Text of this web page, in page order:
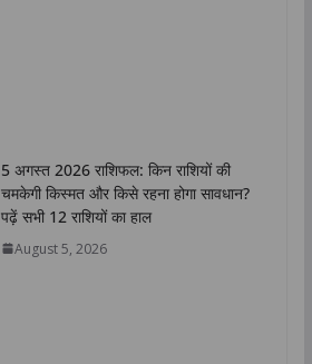
5 अगस्त 2026 राशिफल: किन राशियों की
चमकेगी किस्मत और किसे रहना होगा सावधान?
पढ़ें सभी 12 राशियों का हाल
August 5, 2026